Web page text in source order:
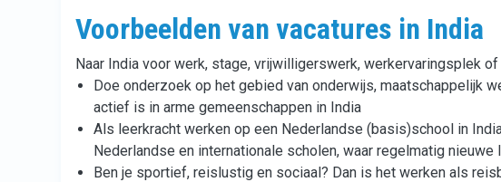
Voorbeelden van vacatures in India
Naar India voor werk, stage, vrijwilligerswerk, werkervaringsplek
Doe onderzoek op het gebied van onderwijs, maatschappelijk
actief is in arme gemeenschappen in India
Als leerkracht werken op een Nederlandse (basis)school in
Nederlandse en internationale scholen, waar regelmatig nieuwe
Ben je sportief, reislustig en sociaal? Dan is het werken als